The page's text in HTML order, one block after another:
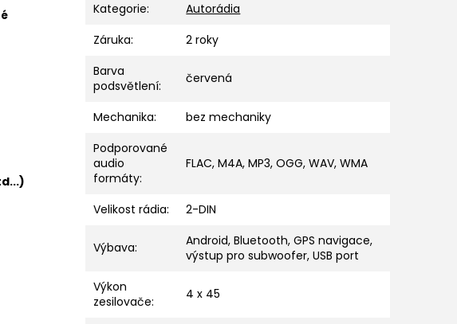
Kategorie:
Autorádia
Záruka:
2 roky
Barva
podsvětlení: červená
Mechanika:
bez mechaniky
Podporované
audio
formáty:
FLAC, M4A, MP3, OGG, WAV, WMA
Velikost rádia: 2-DIN
Výbava:
Android, Bluetooth, GPS navigace,
výstup pro subwoofer, USB port
Výkon
zesilovače: 4 x 45